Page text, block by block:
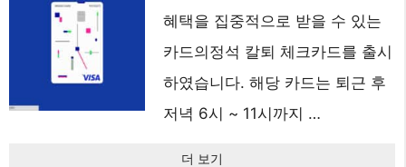
혜택을 집중적으로 받을 수 있는
카드의정석 칼퇴 체크카드를 출시
하였습니다. 해당 카드는 퇴근 후
저녁 6시 ~ 11시까지 …
더 보기